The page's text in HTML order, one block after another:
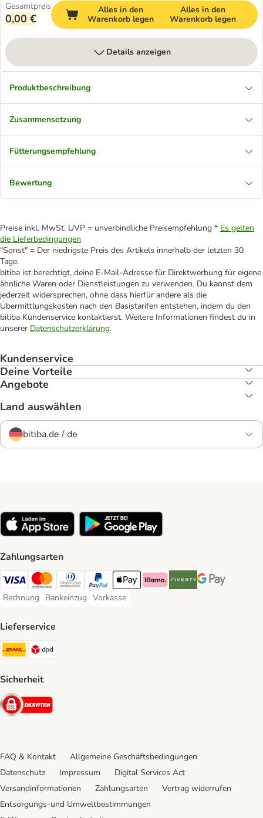
Gesamtpreis
0,00 €
Alles in den
Warenkorb legen
Alles in den
Warenkorb legen
Details anzeigen
Produktbeschreibung
Zusammensetzung
Fütterungsempfehlung
Bewertung
Preise inkl. MwSt. UVP = unverbindliche Preisempfehlung * Es gelten
die Lieferbedingungen
"Sonst" = Der niedrigste Preis des Artikels innerhalb der letzten 30
Tage.
bitiba ist berechtigt, deine E-Mail-Adresse für Direktwerbung für eigene
ähnliche Waren oder Dienstleistungen zu verwenden. Du kannst dem
jederzeit widersprechen, ohne dass hierfür andere als die
Übermittlungskosten nach den Basistarifen entstehen, indem du den
bitiba Kundenservice kontaktierst. Weitere Informationen findest du in
unserer Datenschutzerklärung.
Kundenservice
Deine Vorteile
Angebote
Land auswählen
bitiba.de / de
Zahlungsarten
Visa Payment Method
Mastercard Payment Method
Diners Club Payment Method
PayPal Payment Method
Apple Pay Payment Method
Klarna Payment Method
Riverty Payment Method
Google Pay
Rechnung
Rechnung Payment Method
Bankeinzug
Bankeinzug Payment Method
Vorkasse
Vorkasse Payment Method
Lieferservice
DHL Shipping Method
Sicherheit
Security
FAQ & Kontakt
Allgemeine Geschäftsbedingungen
Datenschutz
Impressum
Digital Services Act
Versandinformationen
Zahlungsarten
Vertrag widerrufen
Entsorgungs-und Umweltbestimmungen